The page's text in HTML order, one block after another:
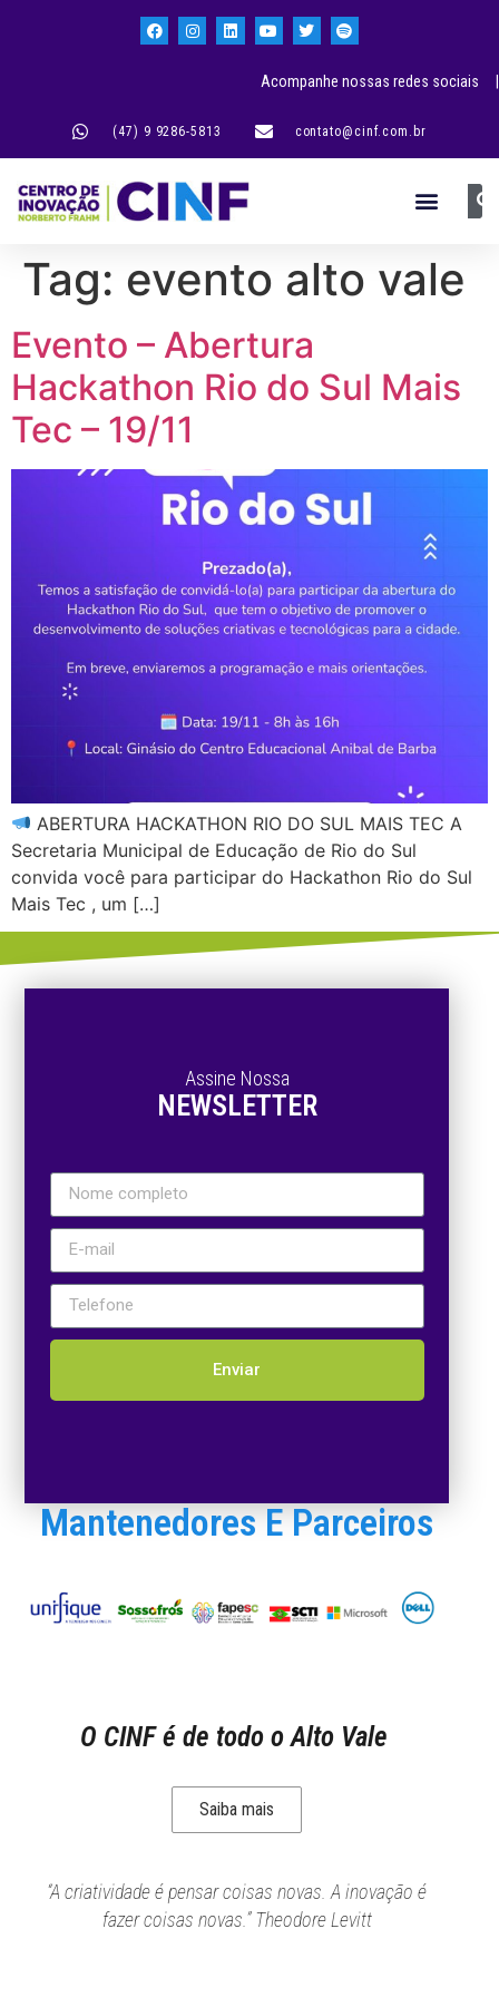
(47) 9 9286-5813 contato@cinf.com.br
Acompanhe nossas redes sociais |
Tag: evento alto vale
Evento – Abertura
Hackathon Rio do Sul Mais
Tec – 19/11
ABERTURA HACKATHON RIO DO SUL MAIS TEC A
Secretaria Municipal de Educação de Rio do Sul
convida você para participar do Hackathon Rio do Sul
Mais Tec , um […]
Assine Nossa
NEWSLETTER
Enviar
Mantenedores E Parceiros
O CINF é de todo o Alto Vale
Saiba mais
“A criatividade é pensar coisas novas. A inovação é
fazer coisas novas.” Theodore Levitt